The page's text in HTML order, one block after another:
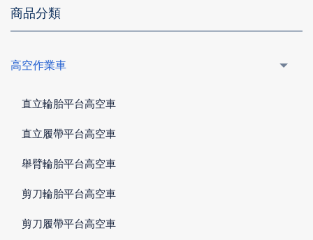
商品分類
高空作業車
直立輪胎平台高空車
直立履帶平台高空車
舉臂輪胎平台高空車
剪刀輪胎平台高空車
剪刀履帶平台高空車